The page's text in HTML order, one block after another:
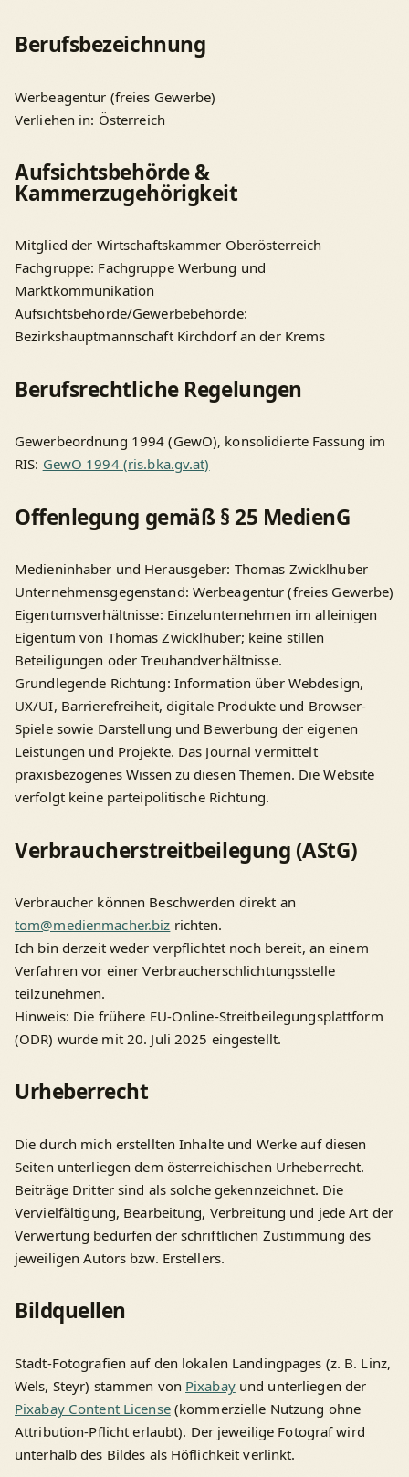
Berufsbezeichnung
Werbeagentur (freies Gewerbe)
Verliehen in: Österreich
Aufsichtsbehörde &
Kammerzugehörigkeit
Mitglied der Wirtschaftskammer Oberösterreich
Fachgruppe: Fachgruppe Werbung und
Marktkommunikation
Aufsichtsbehörde/Gewerbebehörde:
Bezirkshauptmannschaft Kirchdorf an der Krems
Berufsrechtliche Regelungen
Gewerbeordnung 1994 (GewO), konsolidierte Fassung im
RIS: GewO 1994 (ris.bka.gv.at)
Offenlegung gemäß § 25 MedienG
Medieninhaber und Herausgeber: Thomas Zwicklhuber
Unternehmensgegenstand: Werbeagentur (freies Gewerbe)
Eigentumsverhältnisse: Einzelunternehmen im alleinigen
Eigentum von Thomas Zwicklhuber; keine stillen
Beteiligungen oder Treuhandverhältnisse.
Grundlegende Richtung: Information über Webdesign,
UX/UI, Barrierefreiheit, digitale Produkte und Browser-
Spiele sowie Darstellung und Bewerbung der eigenen
Leistungen und Projekte. Das Journal vermittelt
praxisbezogenes Wissen zu diesen Themen. Die Website
verfolgt keine parteipolitische Richtung.
Verbraucherstreitbeilegung (AStG)
Verbraucher können Beschwerden direkt an
tom@medienmacher.biz richten.
Ich bin derzeit weder verpflichtet noch bereit, an einem
Verfahren vor einer Verbraucherschlichtungsstelle
teilzunehmen.
Hinweis: Die frühere EU-Online-Streitbeilegungsplattform
(ODR) wurde mit 20. Juli 2025 eingestellt.
Urheberrecht
Die durch mich erstellten Inhalte und Werke auf diesen
Seiten unterliegen dem österreichischen Urheberrecht.
Beiträge Dritter sind als solche gekennzeichnet. Die
Vervielfältigung, Bearbeitung, Verbreitung und jede Art der
Verwertung bedürfen der schriftlichen Zustimmung des
jeweiligen Autors bzw. Erstellers.
Bildquellen
Stadt-Fotografien auf den lokalen Landingpages (z. B. Linz,
Wels, Steyr) stammen von Pixabayund unterliegen der
Pixabay Content License(kommerzielle Nutzung ohne
Attribution-Pflicht erlaubt). Der jeweilige Fotograf wird
unterhalb des Bildes als Höflichkeit verlinkt.